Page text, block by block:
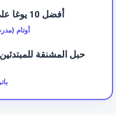
أفضل 10 يوغا على الحائط يجب أن تجربها
أوتام
حبل المشنقة